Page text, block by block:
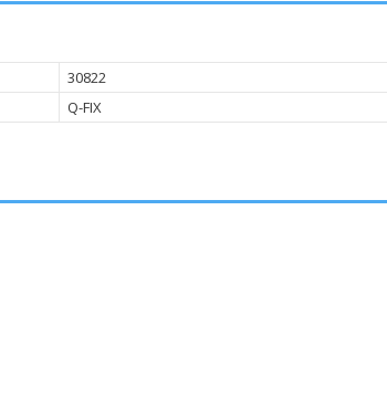
30822
Q-FIX